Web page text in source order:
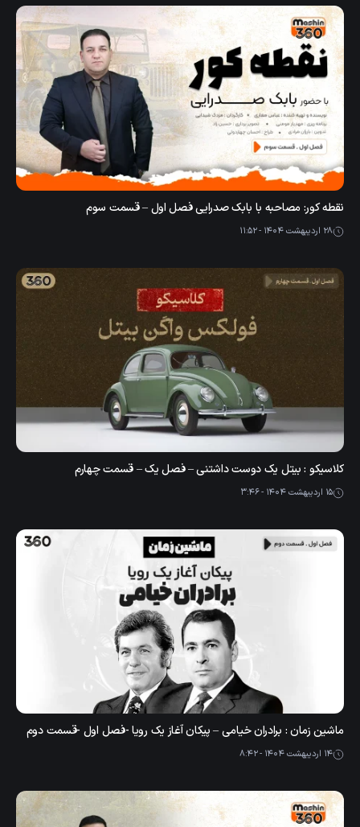
نقطه کور: مصاحبه با بابک صدرایی فصل اول – قسمت سوم
28 اردیبهشت 1404 - 11:52
کلاسیکو : بیتل یک دوست داشتنی – فصل یک – قسمت چهارم
15 اردیبهشت 1404 - 3:46
ماشین زمان : برادران خیامی – پیکان آغاز یک رویا -فصل اول -قسمت دوم
14 اردیبهشت 1404 - 8:42